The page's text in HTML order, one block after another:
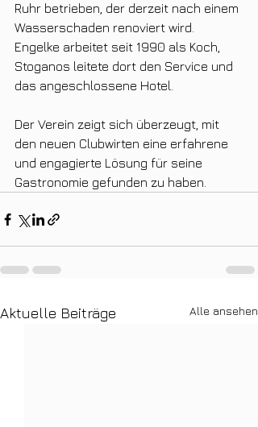
Ruhr betrieben, der derzeit nach einem
Wasserschaden renoviert wird.
Engelke arbeitet seit 1990 als Koch,
Stoganos leitete dort den Service und
das angeschlossene Hotel.
Der Verein zeigt sich überzeugt, mit
den neuen Clubwirten eine erfahrene
und engagierte Lösung für seine
Gastronomie gefunden zu haben.
Aktuelle Beiträge Alle ansehen